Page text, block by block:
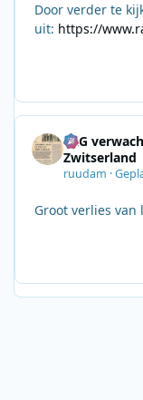
Door verder te
uit: https://
SRG
Zwitserland
ruudam ·
Groot verlies van